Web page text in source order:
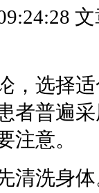
文
，选择
者普遍
注意。
清洗身